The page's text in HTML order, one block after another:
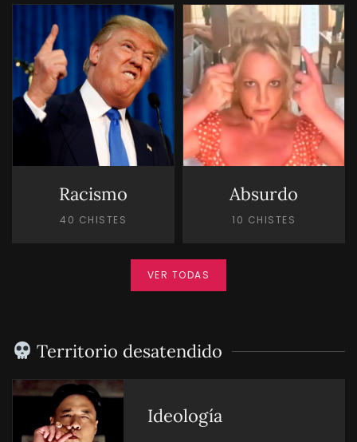
Racismo
40 CHISTES
Absurdo
10 CHISTES
VER TODAS
Territorio desatendido
Ideología